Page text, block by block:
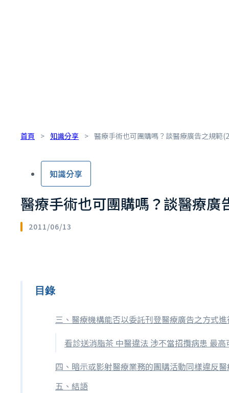
首頁 > 知識分享 > 醫療手術也可團購嗎？談醫療廣告之規範
知識分享
醫療手術也可團購嗎？談醫療廣
2011/06/13
目錄
三、醫療機構能否以委託刊登醫療廣告之方式
看診送消脂茶 中醫違法 涉不當招攬病患 最
四、暗示或影射醫療業務的團購活動同樣違反
五、結語